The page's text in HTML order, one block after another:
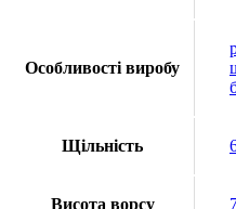
Особливості виробу
Щільність
Висота ворсу